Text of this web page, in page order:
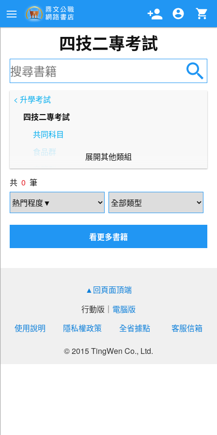
四技二專考試
< 升學考試
四技二專考試
共同科目
食品群
商管群
農業群
餐旅群
電機與電子群電機類
展開其他類組
共 0 筆
看更多書籍
▲回頁面頂端
行動版 ｜ 電腦版
使用說明
隱私權政策 全省據點 客服信箱
© 2015 TingWen Co., Ltd.